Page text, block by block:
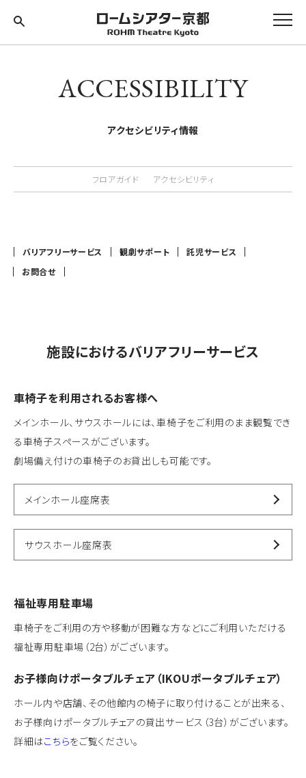
ACCESSIBILITY
アクセシビリティ情報
フロアガイド アクセシビリティ
バリアフリーサービス 観劇サポート
託児サービス
お問合せ
施設におけるバリアフリーサービス
車椅子を利用されるお客様へ
メインホール、サウスホールには、車椅子をご利用のまま観覧でき
る車椅子スペースがございます。
劇場備え付けの車椅子のお貸出しも可能です。
メインホール座席表
サウスホール座席表
福祉専用駐車場
車椅子をご利用の方や移動が困難な方などにご利用いただける
福祉専用駐車場（2台）がございます。
お子様向けポータブルチェア（IKOUポータブルチェア）
ホール内や店舗、その他館内の椅子に取り付けることが出来る、
お子様向けポータブルチェアの貸出サービス（3台）がございます。
詳細はこちらをご覧ください。